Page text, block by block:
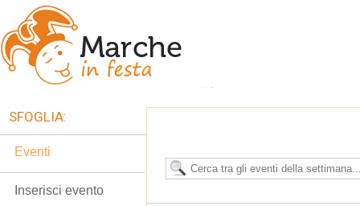
SFOGLIA:
Eventi
Inserisci evento